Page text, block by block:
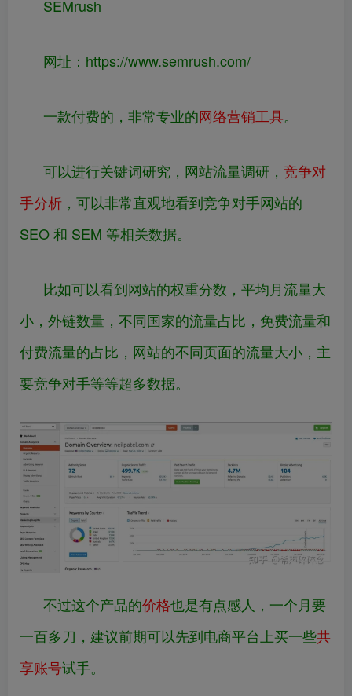
SEMrush
网址： https://www.semrush.com/
一款付费的，非常专业的网络营销工具。
可以进行关键词研究，网站流量调研， 竞争对
手分析 ，可以非常直观地看到竞争对手网站的
SEO 和 SEM 等相关数据。
比如可以看到网站的权重分数，平均月流量大
小，外链数量，不同国家的流量占比，免费流量和
付费流量的占比，网站的不同页面的流量大小，主
要竞争对手等等超多数据。
不过这个产品的价格也是有点感人，一个月要
一百多刀，建议前期可以先到电商平台上买一些共
享账号试手。